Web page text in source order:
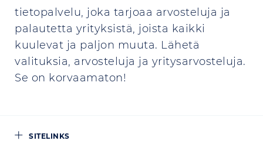
tietopalvelu, joka tarjoaa arvosteluja ja
palautetta yrityksistä, joista kaikki
kuulevat ja paljon muuta. Lähetä
valituksia, arvosteluja ja yritysarvosteluja.
Se on korvaamaton!
SITELINKS